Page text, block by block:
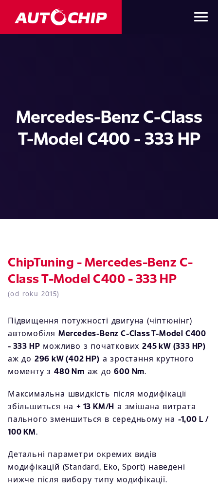
Mercedes-Benz C-Class
T-Model C400 - 333 HP
ChipTuning - Mercedes-Benz C-
Class T-Model C400 - 333 HP
(od roku 2015)
Підвищення потужності двигуна (чіптюнінг)
автомобіля Mercedes-Benz C-Class T-Model C400
- 333 HP можливо з початкових245 kW (333 HP)
аж до 296 kW (402 HP) а зростання крутного
моменту з480 Nm аж до600 Nm.
Максимальна швидкість після модифікації
збільшиться на+ 13 KM/H а змішана витрата
пального зменшиться в середньому на -1,00 L /
100 KM.
Детальні параметри окремих видів
модифікацій (Standard, Eko, Sport) наведені
нижче після вибору типу модифікації.